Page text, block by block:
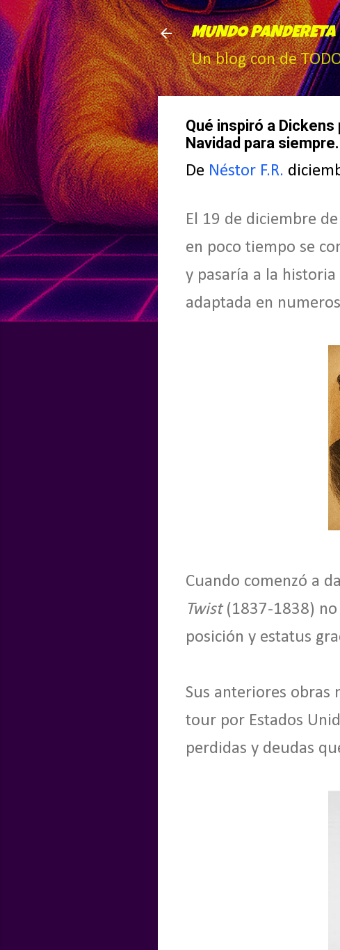
MUNDO PANDERETA
Un blog con de
Qué inspiró a
Navidad para siempre.
De Néstor F.R.
El 19 de diciembre
en poco tiempo se
y pasaría a la
adaptada en
Cuando comenzó a
Twist(1837-1838) no
posición y estatus
Sus anteriores obras
tour por Estados
perdidas y deudas